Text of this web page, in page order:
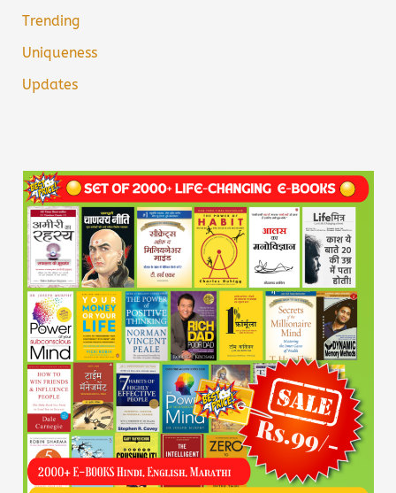
Trending
Uniqueness
Updates